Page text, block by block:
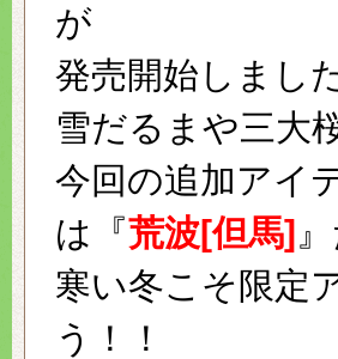
が
発売開始しまし
雪だるまや三大
今回の追加アイ
は『荒波[但馬]
寒い冬こそ限定
う！！